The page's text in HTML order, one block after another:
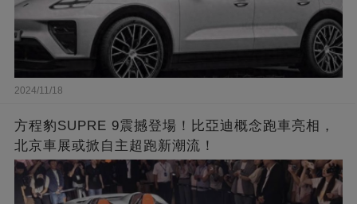
2024/11/18
方程豹SUPRE 9震撼登場！比亞迪概念跑車亮相，
北京車展或掀自主超跑新潮流！